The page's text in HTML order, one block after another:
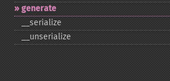
generate
_​_​serialize
_​_​unserialize